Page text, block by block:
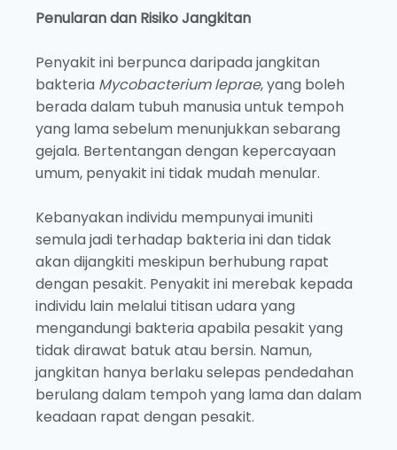
Penularan dan Risiko Jangkitan
Penyakit ini berpunca daripada jangkitan
bakteria Mycobacterium leprae, yang boleh
berada dalam tubuh manusia untuk tempoh
yang lama sebelum menunjukkan sebarang
gejala. Bertentangan dengan kepercayaan
umum, penyakit ini tidak mudah menular.
Kebanyakan individu mempunyai imuniti
semula jadi terhadap bakteria ini dan tidak
akan dijangkiti meskipun berhubung rapat
dengan pesakit. Penyakit ini merebak kepada
individu lain melalui titisan udara yang
mengandungi bakteria apabila pesakit yang
tidak dirawat batuk atau bersin. Namun,
jangkitan hanya berlaku selepas pendedahan
berulang dalam tempoh yang lama dan dalam
keadaan rapat dengan pesakit.